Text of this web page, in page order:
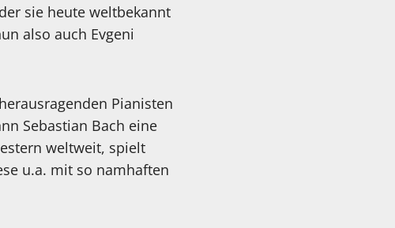
sie heute weltbekannt
also auch Evgeni
Pianisten
Sebastian Bach eine
weltweit, spielt
u.a. mit so namhaften